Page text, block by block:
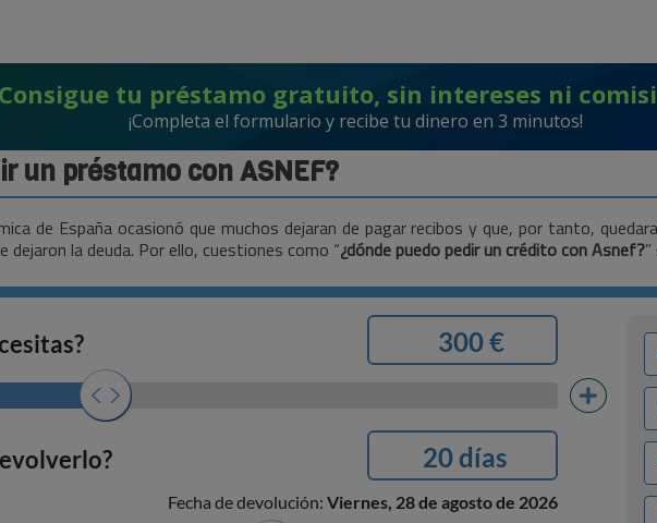
Consigue tu préstamo gratuito, sin intereses ni
¡Completa el formulario y recibe tu dinero en 3 minutos!
un préstamo con ASNEF?
de España ocasionó que muchos dejaran de pagar recibos y que, por tanto,
dejaron la deuda. Por ello, cuestiones como “¿dónde puedo pedir un crédito con Asnef?